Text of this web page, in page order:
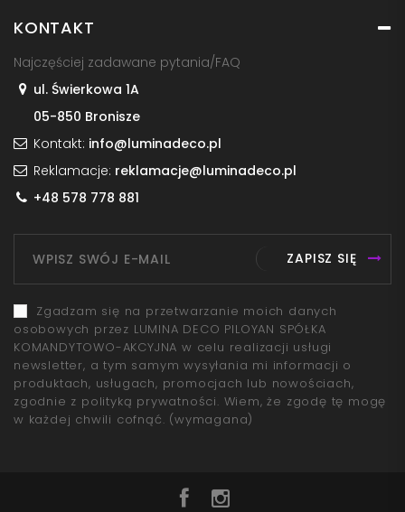
KONTAKT
Najczęściej zadawane pytania/FAQ
ul. Świerkowa 1A
05-850 Bronisze
Kontakt: info@luminadeco.pl
Reklamacje: reklamacje@luminadeco.pl
+48 578 778 881
ZAPISZ SIĘ
Zgadzam się na przetwarzanie moich danych
osobowych przez LUMINA DECO PILOYAN SPÓŁKA
KOMANDYTOWO-AKCYJNA w celu realizacji usługi
newsletter, a tym samym wysyłania mi informacji o
produktach, usługach, promocjach lub nowościach,
zgodnie z polityką prywatności. Wiem, że zgodę tę mogę
w każdej chwili cofnąć. (wymagana)